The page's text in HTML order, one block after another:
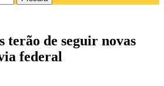
terão de seguir novas
federal